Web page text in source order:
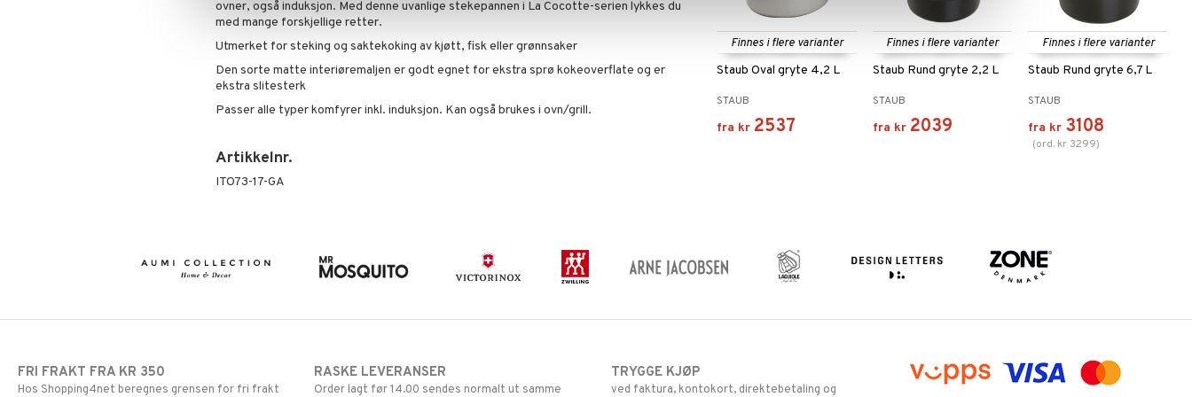
ovner, også induksjon. Med denne uvanlige stekepannen i La Cocotte-serien lykkes du
med mange forskjellige retter.
Utmerket for steking og saktekoking av kjøtt, fisk eller grønnsaker
Den sorte matte interiøremaljen er godt egnet for ekstra sprø kokeoverflate og er
ekstra slitesterk
Passer alle typer komfyrer inkl. induksjon. Kan også brukes i ovn/grill.
Artikkelnr.
ITO73-17-GA
Finnes i flere varianter
Staub Oval gryte 4,2 L
STAUB
fra kr 2537
Finnes i flere varianter
Staub Rund gryte 2,2 L
STAUB
fra kr 2039
Finnes i flere varianter
Staub Rund gryte 6,7 L
STAUB
fra kr 3108
(ord. kr 3299)
FRI FRAKT FRA KR 350
Hos Shopping4net beregnes grensen for fri frakt
RASKE LEVERANSER
Order lagt før 14.00 sendes normalt ut samme
TRYGGE KJØP
ved faktura, kontokort, direktebetaling og